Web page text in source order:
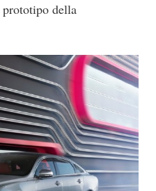
prototipo della